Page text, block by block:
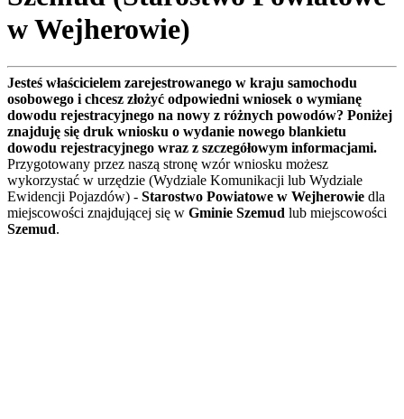
w Wejherowie)
Jesteś właścicielem zarejestrowanego w kraju samochodu
osobowego i chcesz złożyć odpowiedni wniosek o wymianę
dowodu rejestracyjnego na nowy z różnych powodów? Poniżej
znajduję się druk wniosku o wydanie nowego blankietu
dowodu rejestracyjnego wraz z szczegółowym informacjami.
Przygotowany przez naszą stronę wzór wniosku możesz
wykorzystać w urzędzie (Wydziale Komunikacji lub Wydziale
Ewidencji Pojazdów) - Starostwo Powiatowe w Wejherowie dla
miejscowości znajdującej się w Gminie Szemud lub miejscowości
Szemud.